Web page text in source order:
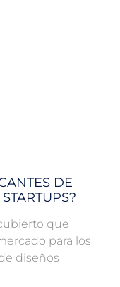
DE
que
para los
diseños